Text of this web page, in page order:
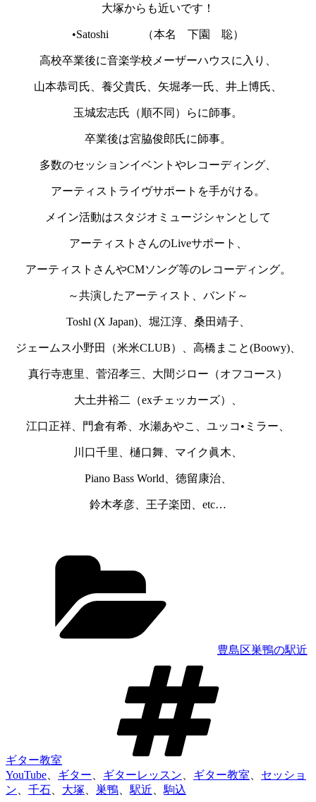
大塚からも近いです！
•Satoshi （本名 下園 聡）
高校卒業後に音楽学校メーザーハウスに入り、
山本恭司氏、養父貴氏、矢堀孝一氏、井上博氏、
玉城宏志氏（順不同）らに師事。
卒業後は宮脇俊郎氏に師事。
多数のセッションイベントやレコーディング、
アーティストライヴサポートを手がける。
メイン活動はスタジオミュージシャンとして
アーティストさんのLiveサポート、
アーティストさんやCMソング等のレコーディング。
～共演したアーティスト、バンド～
Toshl (X Japan)、堀江淳、桑田靖子、
ジェームス小野田（米米CLUB）、高橋まこと(Boowy)、
真行寺恵里、菅沼孝三、大間ジロー（オフコース）
大土井裕二（exチェッカーズ）、
江口正祥、門倉有希、水瀬あやこ、ユッコ•ミラー、
川口千里、樋口舞、マイク眞木、
Piano Bass World、徳留康治、
鈴木孝彦、王子楽団、etc…
豊島区巣鴨の駅近
ギター教室
YouTube ギター ギターレッスン ギター教室
セッショ
ン
千石 大塚 巣鴨 駅近 駒込